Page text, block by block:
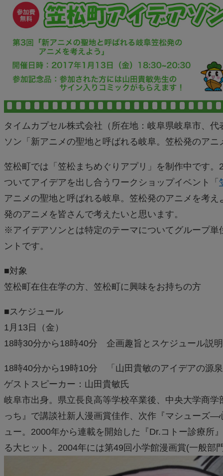
タイムカプセル株式会社（所在地：岐阜県岐阜市、
ソン「新アニメの聖地と呼ばれる岐阜。笠松発のア
笠松町では「笠松まちめぐりアプリ」を制作中です
ついてアイデアを出し合うワークショップイベント「
アニメの聖地と呼ばれる岐阜。笠松発のアニメを考
発のアニメを皆さんで考えたいと思います。
※アイデアソンとは特定のテーマについてグループ
ントです。
■対象
笠松町在住在学の方、笠松町に興味をお持ちの方
■スケジュール
1月13日（金）
18時30分から18時40分 企画趣旨とスケジュール説明
18時40分から19時10分 「山田貴敏のアイデアの源
ゲストスピーカー：山田貴敏氏
岐阜市出身。県立長良高等学校卒業後、中央大学商
っち』で講談社新人漫画賞佳作、次作『マシューズ
ュー。2000年から連載を開始した『Dr.コトー診療所
る大ヒット。2004年には第49回小学館漫画賞(一般